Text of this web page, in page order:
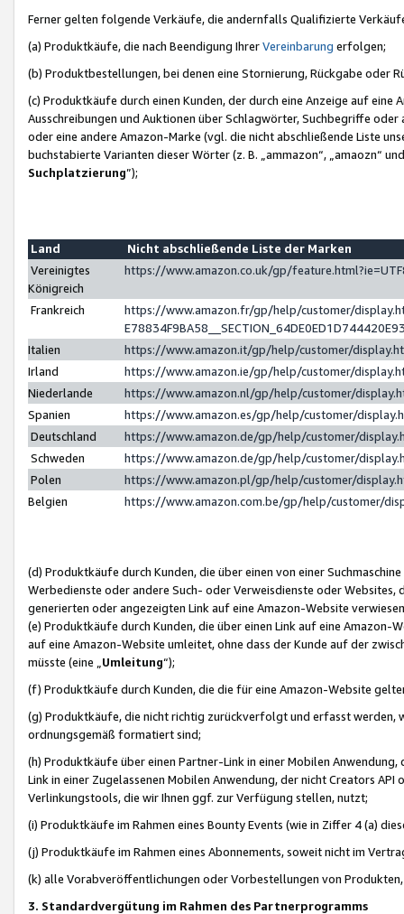
Ferner gelten folgende Verkäufe, die andernfalls Qualifizierte
(a) Produktkäufe, die nach Beendigung IhrerVereinbarung erfolgen;
(b) Produktbestellungen, bei denen eine Stornierung, Rückgabe oder
(c) Produktkäufe durch einen Kunden, der durch eine Anzeige auf
Ausschreibungen und Auktionen über Schlagwörter, Suchbegriffe
oder eine andere Amazon-Marke (vgl. die nicht abschließende Liste
buchstabierte Varianten dieser Wörter (z. B. „ammazon“, „amaozn“
Suchplatzierung”);
Land
Nicht abschließende Liste der Marken
Vereinigtes
Königreich
https://www.amazon.co.uk/gp/
Frankreich
https://www.amazon.fr/gp/help/customer/
Italien
https://www.amazon.it/gp/help/customer/
Irland
https://www.amazon.ie/gp/help/customer/
Niederlande
https://www.amazon.nl/gp/help/customer/
Spanien
https://www.amazon.es/gp/help/customer/
Deutschland
https://www.amazon.de/gp/help/customer/
Schweden
https://www.amazon.de/gp/help/customer/
Polen
https://www.amazon.pl/gp/help/customer/
Belgien
https://www.amazon.com.be/gp/help/customer/
(d) Produktkäufe durch Kunden, die über einen von einer
Werbedienste oder andere Such- oder Verweisdienste oder Websites,
generierten oder angezeigten Link auf eine Amazon-Website
(e) Produktkäufe durch Kunden, die über einen Link auf eine
auf eine Amazon-Website umleitet, ohne dass der Kunde auf der
müsste (eine „ Umleitung“);
(f) Produktkäufe durch Kunden, die die für eine Amazon-Website
(g) Produktkäufe, die nicht richtig zurückverfolgt und erfasst werden,
ordnungsgemäß formatiert sind;
(h) Produktkäufe über einen Partner-Link in einer Mobilen
Link in einer Zugelassenen Mobilen Anwendung, der nicht Creators
Verlinkungstools, die wir Ihnen ggf. zur Verfügung stellen, nutzt;
(i) Produktkäufe im Rahmen eines Bounty Events (wie in Ziffer 4 (a)
(j) Produktkäufe im Rahmen eines Abonnements, soweit nicht im
(k) alle Vorabveröffentlichungen oder Vorbestellungen von
3. Standardvergütung im Rahmen des Partnerprogramms